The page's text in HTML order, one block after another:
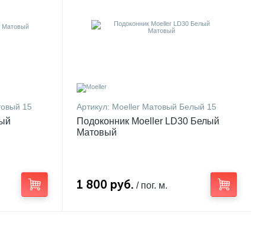
15 Артикул: Moeller Матовый Белый 15
Подоконник Moeller LD30 Белый
Матовый
1 800 руб. / пог. м.